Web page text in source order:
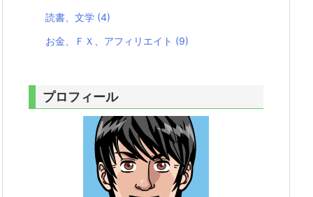
読書、文学 (4)
お金、ＦＸ、アフィリエイト (9)
プロフィール